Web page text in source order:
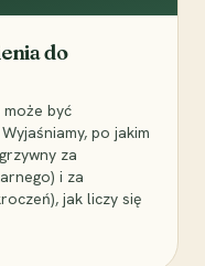
do
być
po jakim
za
i za
jak liczy się